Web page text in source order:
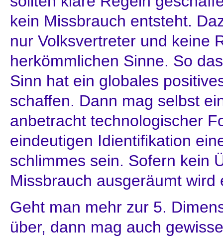
kein Missbrauch entsteht.
nur Volksvertreter und keine
herkömmlichen Sinne. So
Sinn hat ein globales
schaffen. Dann mag selbst
anbetracht technologischer
eindeutigen Idientifikation
schlimmes sein. Sofern kein
Missbrauch ausgeräumt wird
Geht man mehr zur 5.
über, dann mag auch